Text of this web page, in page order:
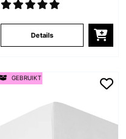
Details
GEBRUIKT